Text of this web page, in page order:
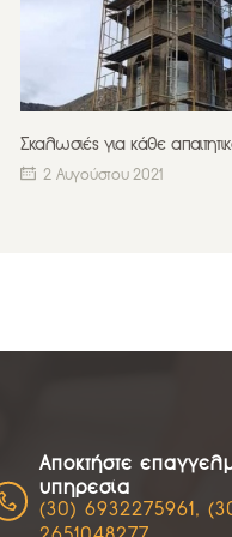
Σκαλωσιές για κάθε
2 Αυγούστου 2021
Αποκτήστε
υπηρεσία
(30) 6932275961,